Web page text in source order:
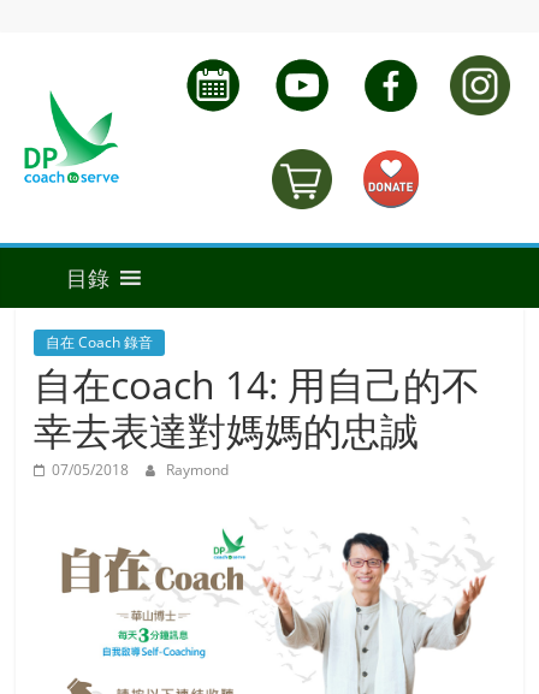
自在 Coach 錄音
自在coach 14: 用自己的不
幸去表達對媽媽的忠誠
07/05/2018 Raymond